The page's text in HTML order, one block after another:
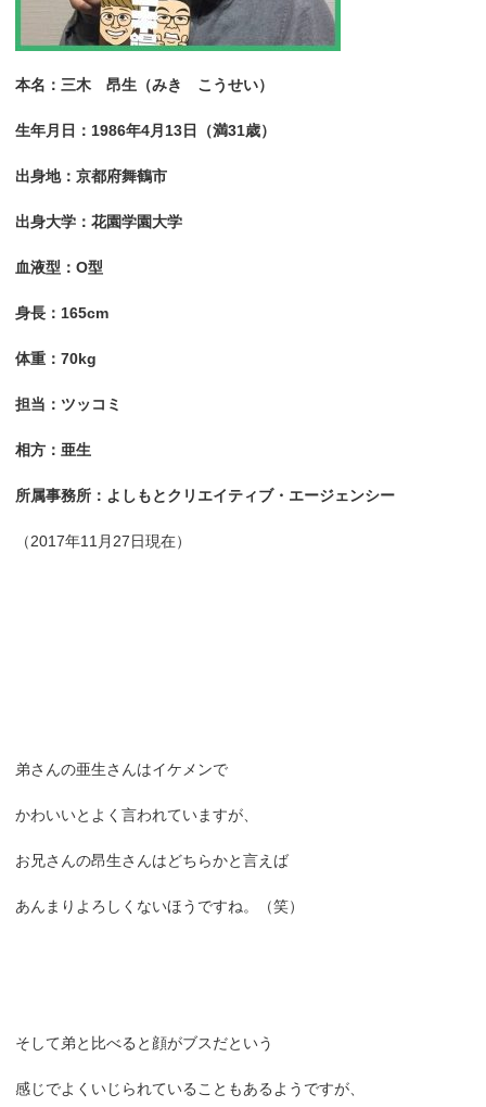
本名：三木 昂生（みき こうせい）
生年月日：1986年4月13日（満31歳）
出身地：京都府舞鶴市
出身大学：花園学園大学
血液型：O型
身長：165cm
体重：70kg
担当：ツッコミ
相方：亜生
所属事務所：よしもとクリエイティブ・エージェンシー
（2017年11月27日現在）
弟さんの亜生さんはイケメンで
かわいいとよく言われていますが、
お兄さんの昂生さんはどちらかと言えば
あんまりよろしくないほうですね。（笑）
そして弟と比べると顔がブスだという
感じでよくいじられていることもあるようですが、